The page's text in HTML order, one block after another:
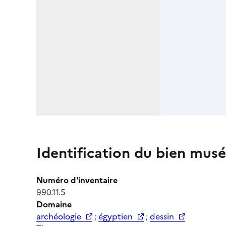
Identification du bien
Numéro d'inventaire
990.11.5
Domaine
archéologie
;égyptien ;dessin